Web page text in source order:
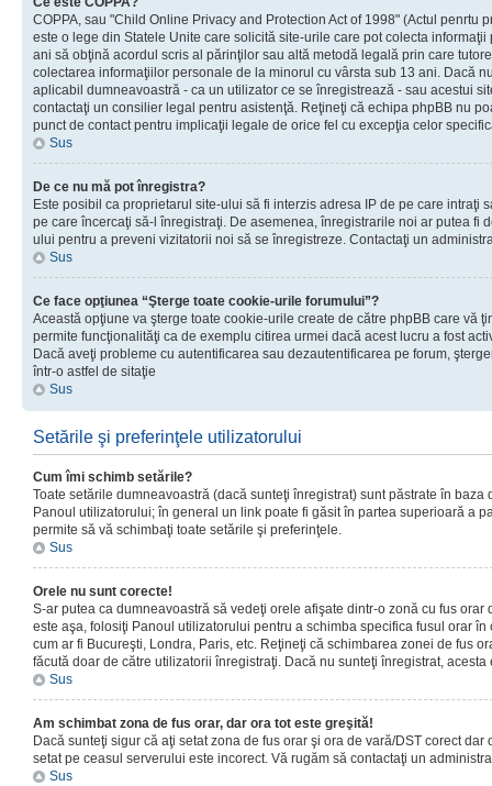
COPPA, sau "Child Online Privacy and Protection Act of 1998" (Actul penrtu
este o lege din Statele Unite care solicită site-urile care pot colecta
ani să obţină acordul scris al părinţilor sau altă metodă legală prin care
colectarea informaţiilor personale de la minorul cu vârsta sub 13 ani. Dacă
aplicabil dumneavoastră - ca un utilizator ce se înregistrează - sau acestui
contactaţi un consilier legal pentru asistenţă. Reţineţi că echipa phpBB nu
punct de contact pentru implicaţii legale de orice fel cu excepţia celor
Sus
De ce nu mă pot înregistra?
Este posibil ca proprietarul site-ului să fi interzis adresa IP de pe care intraţi
pe care încercaţi să-l înregistraţi. De asemenea, înregistrarile noi ar putea fi
ului pentru a preveni vizitatorii noi să se înregistreze. Contactaţi un
Sus
Ce face opţiunea “Şterge toate cookie-urile forumului”?
Această opţiune va şterge toate cookie-urile create de către phpBB care vă
permite funcţionalităţi ca de exemplu citirea urmei dacă acest lucru a fost
Dacă aveţi probleme cu autentificarea sau dezautentificarea pe forum,
într-o astfel de sitaţie
Sus
Setările şi preferinţele utilizatorului
Cum îmi schimb setările?
Toate setările dumneavoastră (dacă sunteţi înregistrat) sunt păstrate în baza
Panoul utilizatorului; în general un link poate fi găsit în partea superioară a
permite să vă schimbaţi toate setările şi preferinţele.
Sus
Orele nu sunt corecte!
S-ar putea ca dumneavoastră să vedeţi orele afişate dintr-o zonă cu fus orar
este aşa, folosiţi Panoul utilizatorului pentru a schimba specifica fusul orar
cum ar fi Bucureşti, Londra, Paris, etc. Reţineţi că schimbarea zonei de fus
făcută doar de către utilizatorii înregistraţi. Dacă nu sunteţi înregistrat, acesta
Sus
Am schimbat zona de fus orar, dar ora tot este greşită!
Dacă sunteţi sigur că aţi setat zona de fus orar şi ora de vară/DST corect
setat pe ceasul serverului este incorect. Vă rugăm să contactaţi un
Sus